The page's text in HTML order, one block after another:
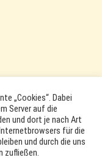
LOG IN
SOWIE
NUR ZUR
UND KÖNNEN
„Cookies“. Dabei
Server auf die
und dort je nach Art
für die
und durch die uns
zufließen.